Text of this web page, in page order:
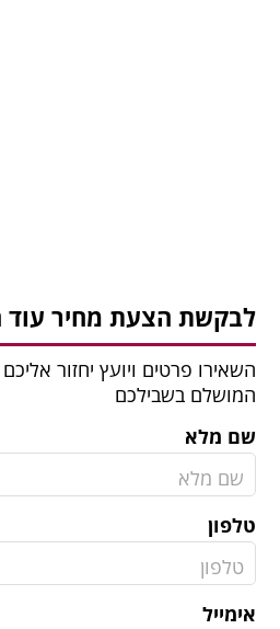
לבקשת הצעת מחיר עוד
השאירו פרטים ויועץ יחזור
המושלם בשבילכם
שם מלא
טלפון
אימייל